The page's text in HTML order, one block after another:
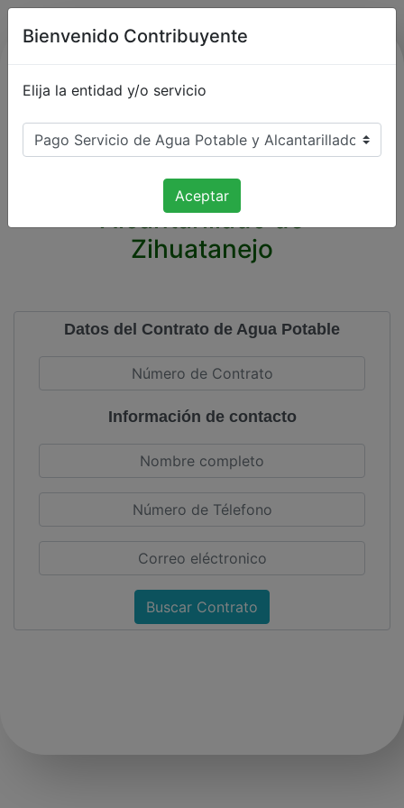
Comisión de Agua Potable y
Alcantarillado de
Zihuatanejo
Datos del Contrato de Agua Potable
Información de contacto
Bienvenido Contribuyente
Elija la entidad y/o servicio
Aceptar